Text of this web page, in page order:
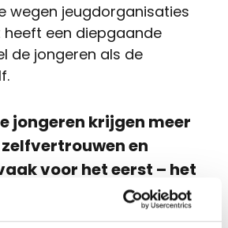
wegen jeugdorganisaties
heeft een diepgaande
de jongeren als de
jongeren krijgen meer
en
voor het eerst – het
te horen.'